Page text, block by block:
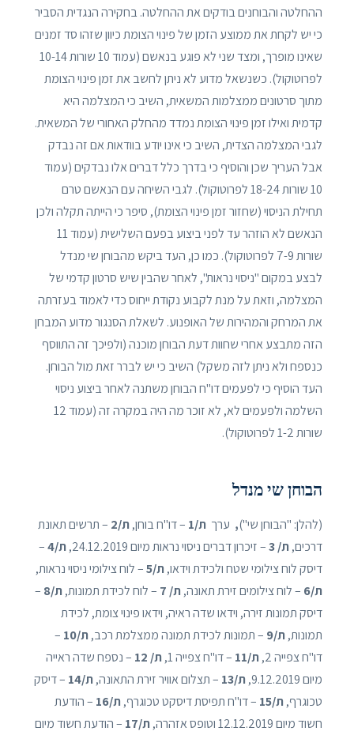
ההחלטה והבוחנים בודקים את ההחלטה. בחקירה הנגדית הסביר
כי יש לקחת את ממוצע הזמן של פינוי הצומת כיוון שזהו סד זמנים
שאינו מופרך, ומצד שני לא פוגע בנאשם (עמוד 10 שורות 10-14
לפרוטוקול). כשנשאל מדוע לא ניתן לחשב את זמן פינוי הצומת
מתוך סרטונים ממצלמות המשאית, השיב כי המצלמה היא
קדמית ואילו זמן פינוי הצומת נמדד מהחלק האחורי של המשאית.
לגבי המצלמה הצדית, השיב כי אינו יודע בוודאות אם זה נבדק
אבל העריך שכן והוסיף כי בדרך כלל דברים אלו נבדקים (עמוד
10 שורות 18-24 לפרוטוקול). לגבי השיחה עם הנאשם טרם
תחילת הניסוי (שחזור זמן פינוי הצומת), סיפר כי הייתה תקלה ולכן
הנאשם לא הוזהר עד לפני ביצוע בפעם השלישית (עמוד 11
שורות 7-9 לפרוטוקול). כמו כן, העד ביקש מהבוחן שי מנדל
לבצע במקום "ניסוי נראות", לאחר שהבין שיש סרטון קדמי של
המצלמה, וזאת על מנת לקבוע נקודת ייחוס כדי לאמוד בעזרתה
את המרחק והמהירות של האופנוע. לשאלת הסנגור מדוע המבחן
הזה מתבצע אחרי שחוות דעת הבוחן מוכנה (ולפיכך זה התווסף
כנספח ולא ניתן לזה משקל) השיב כי יש לברר זאת מול הבוחן.
העד הוסיף כי לפעמים דו"ח הבוחן משתנה לאחר ביצוע ניסוי
השלמה ולפעמים לא, לא זוכר מה היה במקרה זה (עמוד 12
שורות 1-2 לפרוטוקול).
הבוחן שי מנדל
(להלן: "הבוחן שי"), ערך ת/1 – דו"ח בוחן,ת/2
– תרשים תאונת
דרכים,ת/ 3 – זיכרון דברים ניסוי נראות מיום 24.12.2019, ת/4
–
דיסק לוח צילומי שטח ולכידת וידאו,ת/5 – לוח צילומי ניסוי נראות,
ת/6
– לוח צילומים זירת תאונה,ת/ 7 – לוח לכידת תמונות,ת/8
–
דיסק תמונות זירה, וידאו שדה ראיה, וידאו פינוי צומת, לכידת
תמונות,ת/9 – תמונות לכידת תמונה ממצלמת רכב,ת/10
–
דו"ח צפייה 2,
ת/11 – דו"ח צפייה 1, ת/ 12
– נספח שדה ראייה
מיום 9.12.2019,
ת/13 – תצלום אוויר זירת התאונה,ת/14
– דיסק
טכוגרף,ת/15 – דו"ח תפיסת דיסקט טכוגרף,ת/16
– הודעת
חשוד מיום 12.12.2019 וטופס אזהרה,
ת/17
– הודעת חשוד מיום